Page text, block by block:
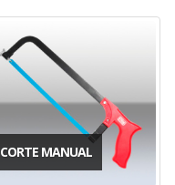
CORTE MANUAL